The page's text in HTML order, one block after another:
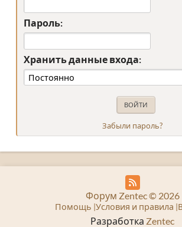
Пароль:
Хранить данные входа:
Забыли пароль?
Разработка Zentec
Форум Zentec © 2026
Помощь Условия и правила